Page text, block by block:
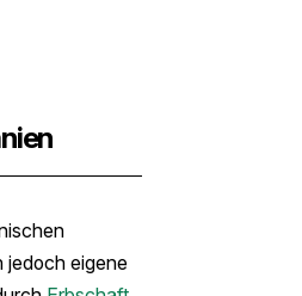
jedoch eigene